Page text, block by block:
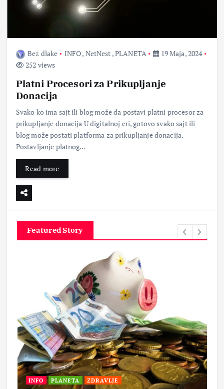
Bez dlake INFO, NetNest ,PLANETA
19 Maja, 2024
252 views
Platni Procesori za Prikupljanje
Donacija
Svako ko ima sajt ili blog može da postavi platni procesor za
prikupljanje donacija U digitalnoj eri, gotovo svako sajt ili
blog može postati platforma za prikupljanje donacija.
Postavljanje platnog…
Read more
Featured Story
INFO PLANETA ZDRAVLJE